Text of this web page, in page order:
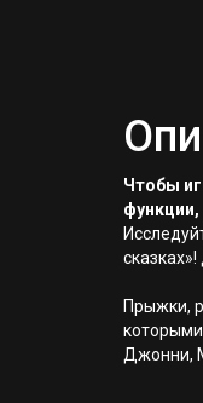
Чтобы
Прыжки,
Джонни,